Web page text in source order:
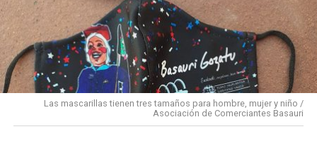
12:00 Txanpi solidario en la carpa de Solobarria a favor
de Paula Rodríguez.
14:00 Karparamartxo en la carpa de Solobarria para las
cuadrillas.
15:00 Concurso de cabezones en la carpa de
Solobarria.
16:30 Concurso de cuajadas en la carpa de Solobarria.
Las mascarillas tienen tres tamaños para hombre, mujer y niño /
Asociación de Comerciantes Basauri